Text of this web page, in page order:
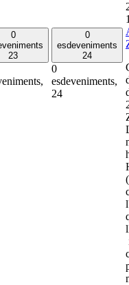
0
23
0
esdeveniments
24
0
esdeveniments,
24